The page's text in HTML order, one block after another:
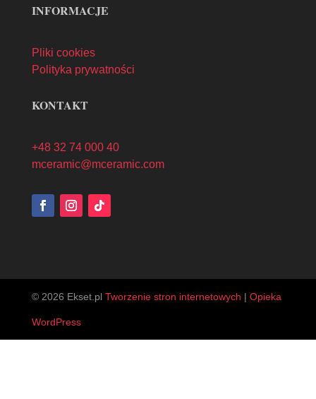
INFORMACJE
Pliki cookies
Polityka prywatności
KONTAKT
+48 32 74 000 40
mceramic@mceramic.com
© 2026 Ekset.pl Tworzenie stron internetowych | Opieka
WordPress